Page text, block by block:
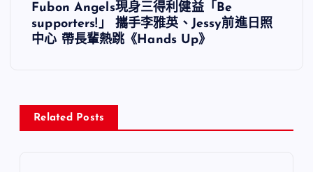
覽
Fubon Angels現身三得利健益「Be
supporters!」 攜手李雅英、Jessy前進日照
中心 帶長輩熱跳《Hands Up》
Related Posts